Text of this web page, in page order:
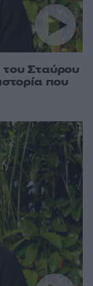
του Σταύρου
που